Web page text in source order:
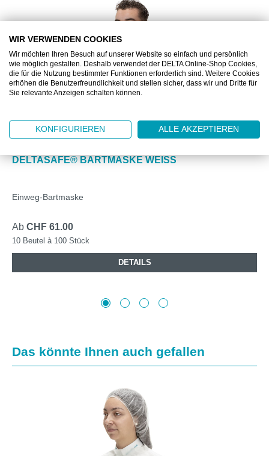
DZ915060
DELTASAFE® BARTMASKE WEISS
Einweg-Bartmaske
Ab CHF 61.00
10 Beutel à 100 Stück
DETAILS
Produktgalerie überspringen
Das könnte Ihnen auch gefallen
WIR VERWENDEN COOKIES
Wir möchten Ihren Besuch auf unserer Website so einfach und persönlich
wie möglich gestalten. Deshalb verwendet der DELTA Online-Shop Cookies,
die für die Nutzung bestimmter Funktionen erforderlich sind. Weitere Cookies
erhöhen die Benutzerfreundlichkeit und stellen sicher, dass wir und Dritte für
Sie relevante Anzeigen schalten können.
KONFIGURIEREN ALLE AKZEPTIEREN